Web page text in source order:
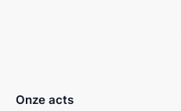
Onze acts